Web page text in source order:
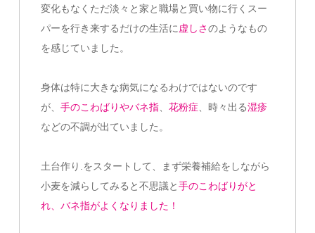
変化もなくただ淡々と家と職場と買い物に行くスー
パーを行き来するだけの生活に 虚しさのようなもの
を感じていました。
身体は特に大きな病気になるわけではないのです
が、手のこわばりやバネ指 、花粉症 、時々出る湿疹
などの不調が出ていました。
土台作り.をスタートして、まず栄養補給をしながら
小麦を減らしてみると不思議と手のこわばりがと
れ、バネ指がよくなりました！